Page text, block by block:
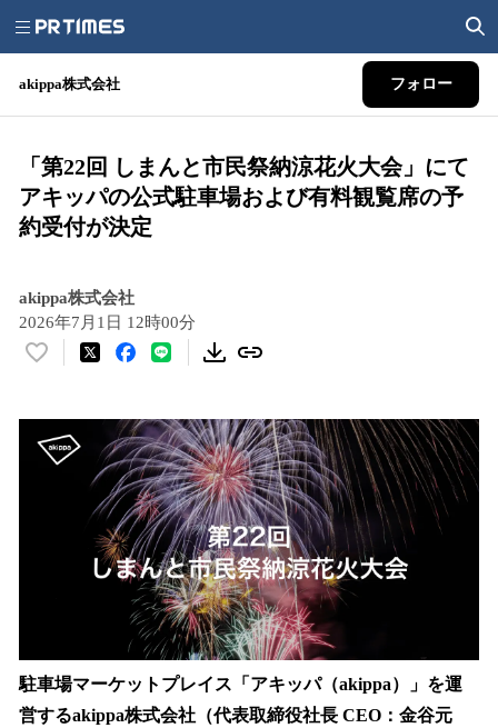
akippa株式会社 フォロー
「第22回 しまんと市民祭納涼花火大会」にて
アキッパの公式駐車場および有料観覧席の予
約受付が決定
akippa株式会社
2026年7月1日 12時00分
い
！
数
駐車場マーケットプレイス「アキッパ（akippa）」を運
営するakippa株式会社（代表取締役社長 CEO：金谷元